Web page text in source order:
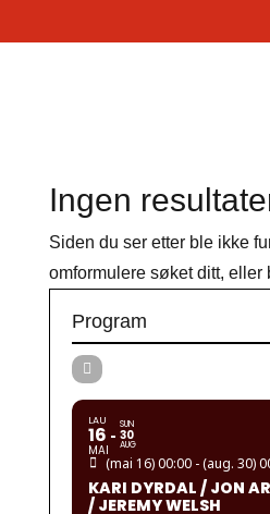
Ingen
Siden du ser etter ble ikke
omformulere søket ditt, eller
Program
LAU
16
MAI
SUN
30
AUG
(mai 16) 00:00 - (aug. 30)
KARI DYRDAL / JON
/ JEREMY WELSH